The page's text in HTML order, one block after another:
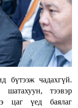
бүтээж чадахгүй.
тээвэр
цаг үед баялаг